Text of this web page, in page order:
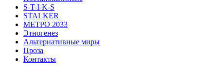
S-T-I-K-S
STALKER
МЕТРО 2033
Этногенез
Альтернативные миры
Проза
Контакты